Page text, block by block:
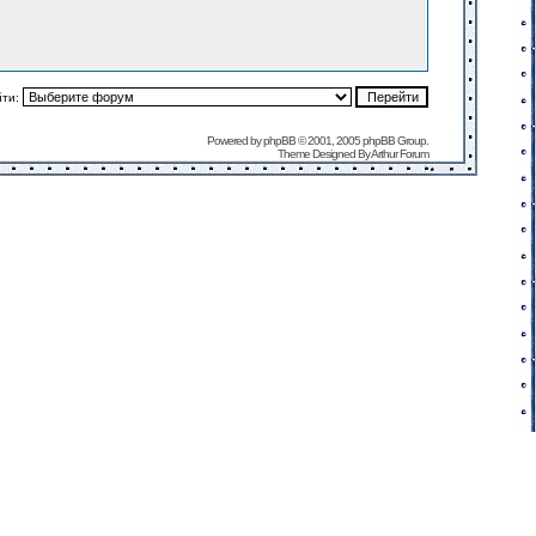
Powered byphpBB© 2001, 2005 phpBB Group.
Theme Designed ByArthur Forum